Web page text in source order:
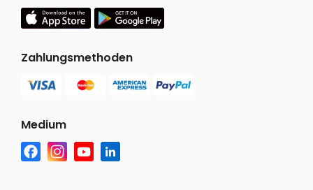
Zahlungsmethoden
Medium